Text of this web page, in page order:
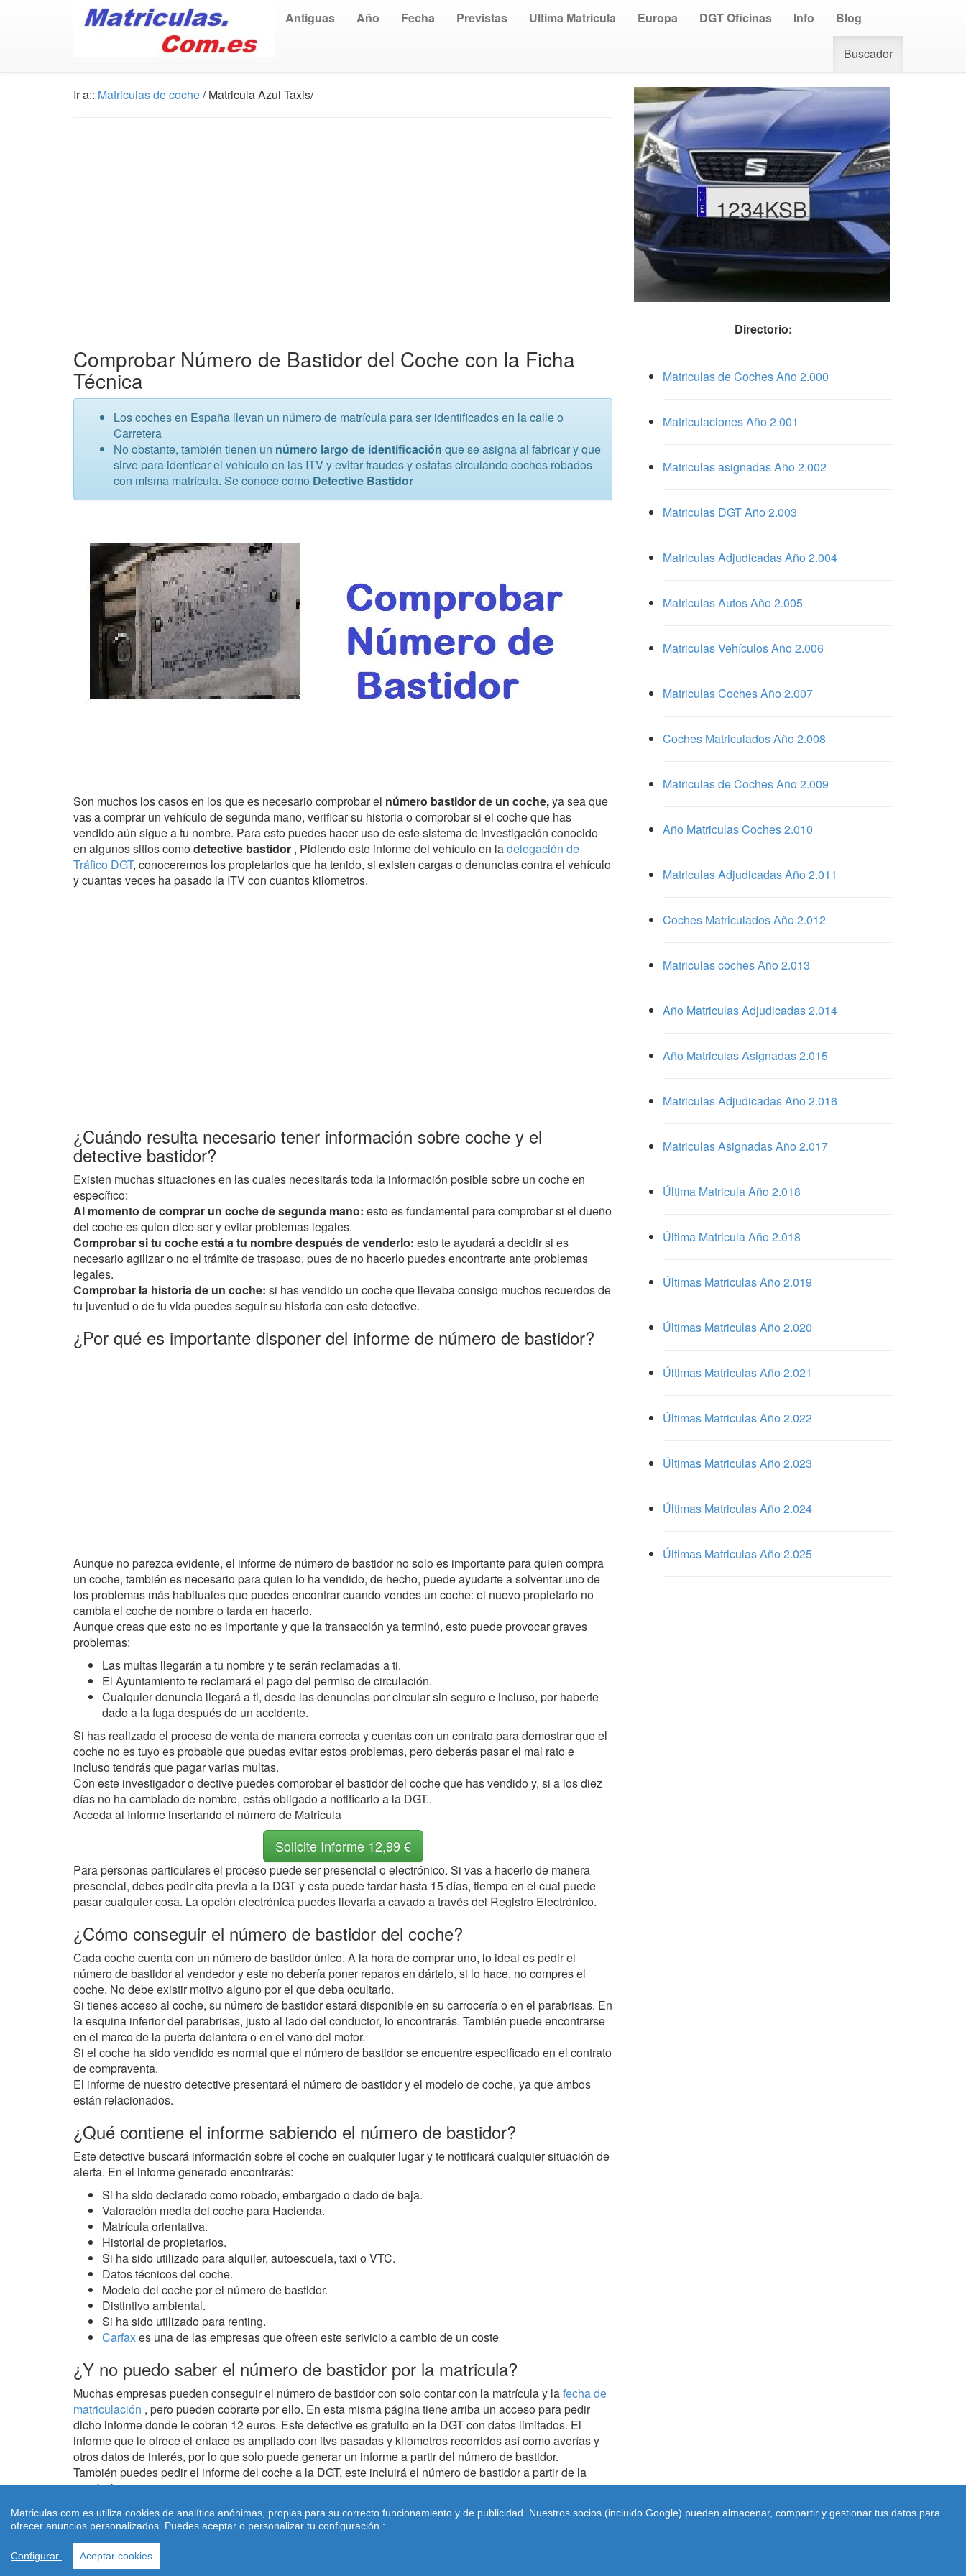
Antiguas Año Fecha Previstas Ultima Matricula Europa DGT Oficinas Info Blog
Buscador
Ir a:: Matriculas de coche/ Matricula Azul Taxis/
Comprobar Número de Bastidor del Coche con la Ficha
Técnica
Los coches en España llevan un número de matrícula para ser identificados en la calle o
Carretera
No obstante, también tienen un número largo de identificación que se asigna al fabricar y que
sirve para identicar el vehículo en las ITV y evitar fraudes y estafas circulando coches robados
con misma matrícula. Se conoce como Detective Bastidor
Son muchos los casos en los que es necesario comprobar el número bastidor de un coche,ya sea que
vas a comprar un vehículo de segunda mano, verificar su historia o comprobar si el coche que has
vendido aún sigue a tu nombre. Para esto puedes hacer uso de este sistema de investigación conocido
en algunos sitios comodetective bastidor , Pidiendo este informe del vehículo en ladelegación de
Tráfico DGT, conoceremos los propietarios que ha tenido, si existen cargas o denuncias contra el vehículo
y cuantas veces ha pasado la ITV con cuantos kilometros.
¿Cuándo resulta necesario tener información sobre coche y el
detective bastidor?
Existen muchas situaciones en las cuales necesitarás toda la información posible sobre un coche en
específico:
Al momento de comprar un coche de segunda mano: esto es fundamental para comprobar si el dueño
del coche es quien dice ser y evitar problemas legales.
Comprobar si tu coche está a tu nombre después de venderlo: esto te ayudará a decidir si es
necesario agilizar o no el trámite de traspaso, pues de no hacerlo puedes encontrarte ante problemas
legales.
Comprobar la historia de un coche: si has vendido un coche que llevaba consigo muchos recuerdos de
tu juventud o de tu vida puedes seguir su historia con este detective.
¿Por qué es importante disponer del informe de número de bastidor?
Aunque no parezca evidente, el informe de número de bastidor no solo es importante para quien compra
un coche, también es necesario para quien lo ha vendido, de hecho, puede ayudarte a solventar uno de
los problemas más habituales que puedes encontrar cuando vendes un coche: el nuevo propietario no
cambia el coche de nombre o tarda en hacerlo.
Aunque creas que esto no es importante y que la transacción ya terminó, esto puede provocar graves
problemas:
Las multas llegarán a tu nombre y te serán reclamadas a ti.
El Ayuntamiento te reclamará el pago del permiso de circulación.
Cualquier denuncia llegará a ti, desde las denuncias por circular sin seguro e incluso, por haberte
dado a la fuga después de un accidente.
Si has realizado el proceso de venta de manera correcta y cuentas con un contrato para demostrar que el
coche no es tuyo es probable que puedas evitar estos problemas, pero deberás pasar el mal rato e
incluso tendrás que pagar varias multas.
Con este investigador o dective puedes comprobar el bastidor del coche que has vendido y, si a los diez
días no ha cambiado de nombre, estás obligado a notificarlo a la DGT..
Acceda al Informe insertando el número de Matrícula
Solicite Informe 12,99 €
Para personas particulares el proceso puede ser presencial o electrónico. Si vas a hacerlo de manera
presencial, debes pedir cita previa a la DGT y esta puede tardar hasta 15 días, tiempo en el cual puede
pasar cualquier cosa. La opción electrónica puedes llevarla a cavado a través del Registro Electrónico.
¿Cómo conseguir el número de bastidor del coche?
Cada coche cuenta con un número de bastidor único. A la hora de comprar uno, lo ideal es pedir el
número de bastidor al vendedor y este no debería poner reparos en dártelo, si lo hace, no compres el
coche. No debe existir motivo alguno por el que deba ocultarlo.
Si tienes acceso al coche, su número de bastidor estará disponible en su carrocería o en el parabrisas. En
la esquina inferior del parabrisas, justo al lado del conductor, lo encontrarás. También puede encontrarse
en el marco de la puerta delantera o en el vano del motor.
Si el coche ha sido vendido es normal que el número de bastidor se encuentre especificado en el contrato
de compraventa.
El informe de nuestro detective presentará el número de bastidor y el modelo de coche, ya que ambos
están relacionados.
¿Qué contiene el informe sabiendo el número de bastidor?
Este detective buscará información sobre el coche en cualquier lugar y te notificará cualquier situación de
alerta. En el informe generado encontrarás:
Si ha sido declarado como robado, embargado o dado de baja.
Valoración media del coche para Hacienda.
Matrícula orientativa.
Historial de propietarios.
Si ha sido utilizado para alquiler, autoescuela, taxi o VTC.
Datos técnicos del coche.
Modelo del coche por el número de bastidor.
Distintivo ambiental.
Si ha sido utilizado para renting.
Carfaxes una de las empresas que ofreen este serivicio a cambio de un coste
¿Y no puedo saber el número de bastidor por la matricula?
Muchas empresas pueden conseguir el número de bastidor con solo contar con la matrícula y lafecha de
matriculación , pero pueden cobrarte por ello. En esta misma página tiene arriba un acceso para pedir
dicho informe donde le cobran 12 euros. Este detective es gratuito en la DGT con datos limitados. El
informe que le ofrece el enlace es ampliado con itvs pasadas y kilometros recorridos así como averías y
otros datos de interés, por lo que solo puede generar un informe a partir del número de bastidor.
También puedes pedir el informe del coche a la DGT, este incluirá el número de bastidor a partir de la
matrícula.
1234KSB
Directorio:
Matriculas de Coches Año 2.000
Matriculaciones Año 2.001
Matriculas asignadas Año 2.002
Matriculas DGT Año 2.003
Matriculas Adjudicadas Año 2.004
Matriculas Autos Año 2.005
Matriculas Vehículos Año 2.006
Matriculas Coches Año 2.007
Coches Matriculados Año 2.008
Matriculas de Coches Año 2.009
Año Matriculas Coches 2.010
Matriculas Adjudicadas Año 2.011
Coches Matriculados Año 2.012
Matriculas coches Año 2.013
Año Matriculas Adjudicadas 2.014
Año Matriculas Asignadas 2.015
Matriculas Adjudicadas Año 2.016
Matriculas Asignadas Año 2.017
Última Matricula Año 2.018
Última Matricula Año 2.018
Últimas Matriculas Año 2.019
Últimas Matriculas Año 2.020
Últimas Matriculas Año 2.021
Últimas Matriculas Año 2.022
Últimas Matriculas Año 2.023
Últimas Matriculas Año 2.024
Últimas Matriculas Año 2.025
Copyright: 2026 |
Matriculas.com.es utiliza cookies de analítica anónimas, propias para su correcto funcionamiento y de publicidad. Nuestros socios (incluido Google) pueden almacenar, compartir y gestionar tus datos para
ofrecer anuncios personalizados. Puedes aceptar o personalizar tu configuración.:
Configurar Aceptar cookies